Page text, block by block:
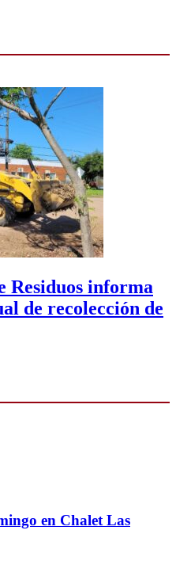
Residuos informa
de recolección de
en Chalet Las